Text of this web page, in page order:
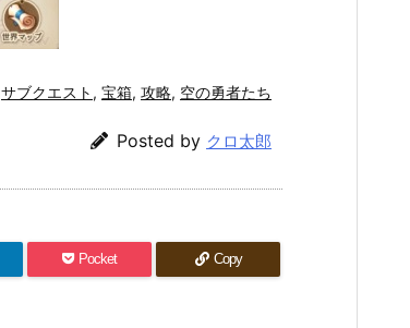
サブクエスト , 宝箱, 攻略, 空の勇者たち
Posted by クロ太郎
Pocket Copy